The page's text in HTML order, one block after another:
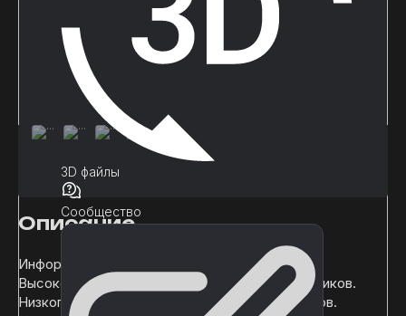
3D файлы
Сообщество
Описание
Информация о сетке:
Высокополигональная модель 4646 треугольников.
Низкополигональная модель 1215 треугольников.